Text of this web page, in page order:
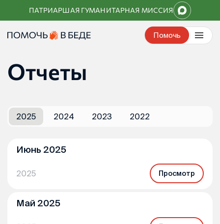
Перейти
к
контенту
ПАТРИАРШАЯ ГУМАНИТАРНАЯ МИССИЯ
Помочь
Отчеты
2025 2024 2023 2022
Июнь 2025
2025 Просмотр
Май 2025